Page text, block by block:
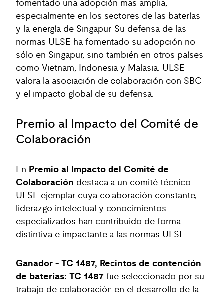
fomentado una adopción más amplia,
especialmente en los sectores de las baterías
y la energía de Singapur. Su defensa de las
normas ULSE ha fomentado su adopción no
sólo en Singapur, sino también en otros países
como Vietnam, Indonesia y Malasia. ULSE
valora la asociación de colaboración con SBC
y el impacto global de su defensa.
Premio al Impacto del Comité de
Colaboración
En Premio al Impacto del Comité de
Colaboración destaca a un comité técnico
ULSE ejemplar cuya colaboración constante,
liderazgo intelectual y conocimientos
especializados han contribuido de forma
distintiva e impactante a las normas ULSE.
Ganador - TC 1487, Recintos de contención
de baterías: TC 1487 fue seleccionado por su
trabajo de colaboración en el desarrollo de la